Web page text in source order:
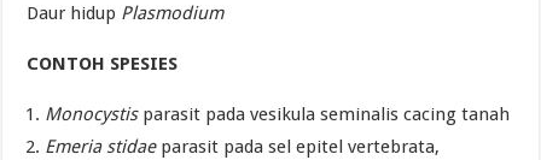
Daur hidup Plasmodium
CONTOH SPESIES
Monocystisparasit pada vesikula seminalis cacing tanah
Emeria stidaeparasit pada sel epitel vertebrata,